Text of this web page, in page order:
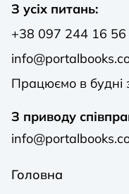
З усіх питань:
+38 097 244 16 56
Працюємо в будні
З приводу
Головна